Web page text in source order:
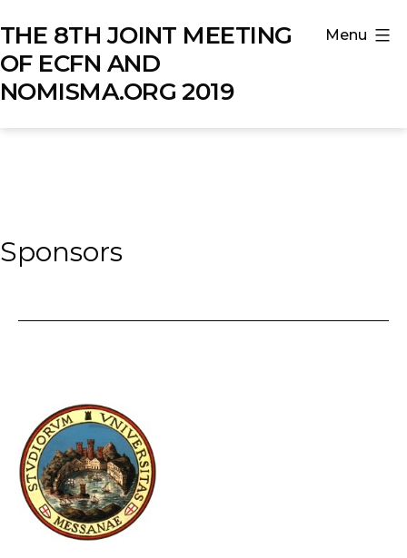
al
contenuto
THE 8TH JOINT MEETING
OF ECFN AND
NOMISMA.ORG 2019
Menu
Sponsors